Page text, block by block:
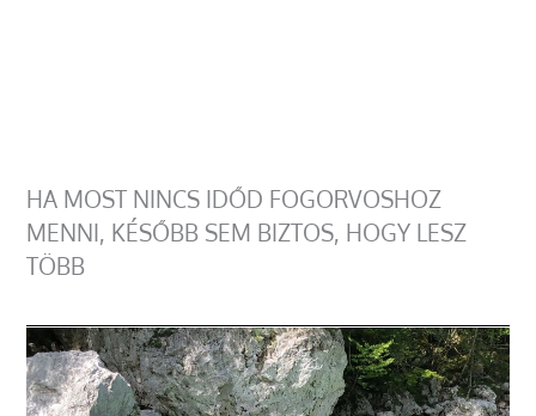
HA MOST NINCS IDŐD FOGORVOSHOZ
MENNI, KÉSŐBB SEM BIZTOS, HOGY LESZ
TÖBB